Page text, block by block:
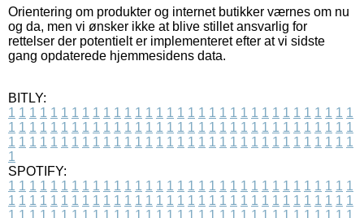
Orientering om produkter og internet butikker værnes om nu
og da, men vi ønsker ikke at blive stillet ansvarlig for
rettelser der potentielt er implementeret efter at vi sidste
gang opdaterede hjemmesidens data.
BITLY:
1 1 1 1 1 1 1 1 1 1 1 1 1 1 1 1 1 1 1 1 1 1 1 1 1 1 1 1 1 1 1 1 1
1 1 1 1 1 1 1 1 1 1 1 1 1 1 1 1 1 1 1 1 1 1 1 1 1 1 1 1 1 1 1 1 1
1 1 1 1 1 1 1 1 1 1 1 1 1 1 1 1 1 1 1 1 1 1 1 1 1 1 1 1 1 1 1 1 1
1
SPOTIFY:
1 1 1 1 1 1 1 1 1 1 1 1 1 1 1 1 1 1 1 1 1 1 1 1 1 1 1 1 1 1 1 1 1
1 1 1 1 1 1 1 1 1 1 1 1 1 1 1 1 1 1 1 1 1 1 1 1 1 1 1 1 1 1 1 1 1
1 1 1 1 1 1 1 1 1 1 1 1 1 1 1 1 1 1 1 1 1 1 1 1 1 1 1 1 1 1 1 1 1